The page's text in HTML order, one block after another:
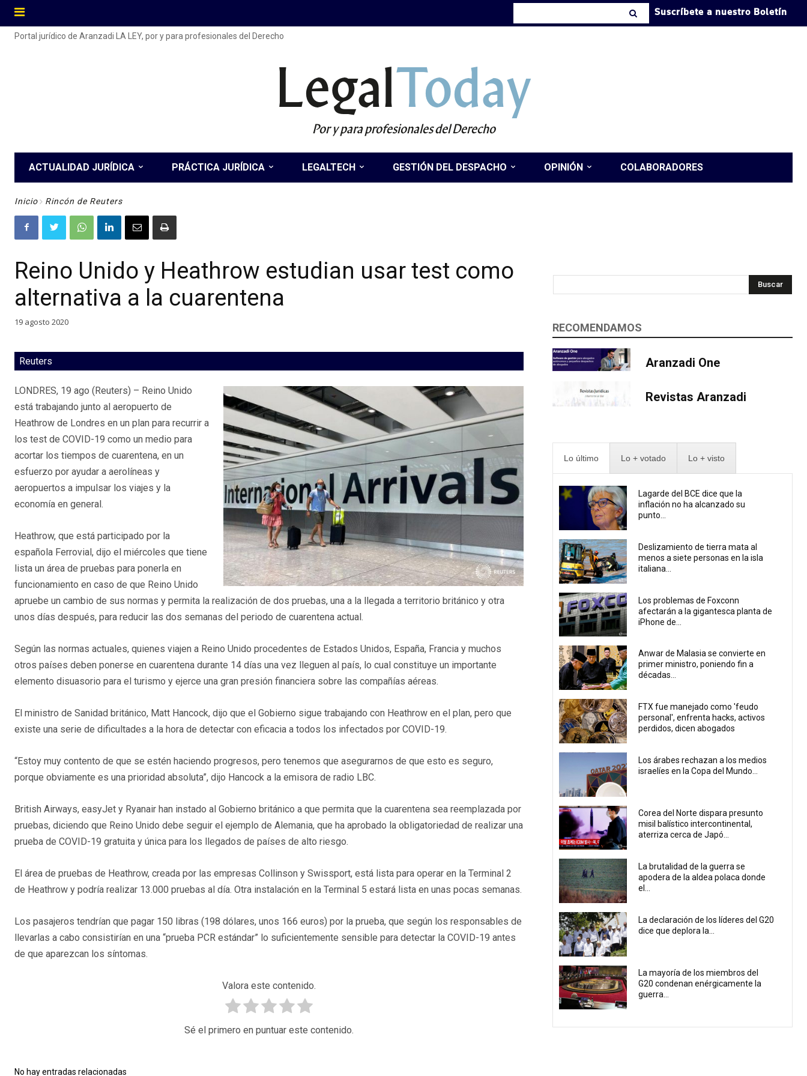
Suscríbete a nuestro Boletín
Portal jurídico de Aranzadi LA LEY, por y para profesionales del Derecho
LegalToday
Por y para profesionales del Derecho
ACTUALIDAD JURÍDICA PRÁCTICA JURÍDICA LEGALTECH GESTIÓN DEL DESPACHO OPINIÓN COLABORADORES
Inicio Rincón de Reuters
Reino Unido y Heathrow estudian usar test como
alternativa a la cuarentena
19 agosto 2020
Reuters
LONDRES, 19 ago (Reuters) – Reino Unido
está trabajando junto al aeropuerto de
Heathrow de Londres en un plan para recurrir a
los test de COVID-19 como un medio para
acortar los tiempos de cuarentena, en un
esfuerzo por ayudar a aerolíneas y
aeropuertos a impulsar los viajes y la
economía en general.
Heathrow, que está participado por la
española Ferrovial, dijo el miércoles que tiene
lista un área de pruebas para ponerla en
funcionamiento en caso de que Reino Unido
apruebe un cambio de sus normas y permita la realización de dos pruebas, una a la llegada a territorio británico y otra
unos días después, para reducir las dos semanas del periodo de cuarentena actual.
Según las normas actuales, quienes viajen a Reino Unido procedentes de Estados Unidos, España, Francia y muchos
otros países deben ponerse en cuarentena durante 14 días una vez lleguen al país, lo cual constituye un importante
elemento disuasorio para el turismo y ejerce una gran presión financiera sobre las compañías aéreas.
El ministro de Sanidad británico, Matt Hancock, dijo que el Gobierno sigue trabajando con Heathrow en el plan, pero que
existe una serie de dificultades a la hora de detectar con eficacia a todos los infectados por COVID-19.
“Estoy muy contento de que se estén haciendo progresos, pero tenemos que asegurarnos de que esto es seguro,
porque obviamente es una prioridad absoluta”, dijo Hancock a la emisora de radio LBC.
British Airways, easyJet y Ryanair han instado al Gobierno británico a que permita que la cuarentena sea reemplazada por
pruebas, diciendo que Reino Unido debe seguir el ejemplo de Alemania, que ha aprobado la obligatoriedad de realizar una
prueba de COVID-19 gratuita y única para los llegados de países de alto riesgo.
El área de pruebas de Heathrow, creada por las empresas Collinson y Swissport, está lista para operar en la Terminal 2
de Heathrow y podría realizar 13.000 pruebas al día. Otra instalación en la Terminal 5 estará lista en unas pocas semanas.
Los pasajeros tendrían que pagar 150 libras (198 dólares, unos 166 euros) por la prueba, que según los responsables de
llevarlas a cabo consistirían en una “prueba PCR estándar” lo suficientemente sensible para detectar la COVID-19 antes
de que aparezcan los síntomas.
Valora este contenido.
Sé el primero en puntuar este contenido.
No hay entradas relacionadas
Buscar
RECOMENDAMOS
Aranzadi One
Revistas Aranzadi
Lo último Lo + votado Lo + visto
Lagarde del BCE dice que la
inflación no ha alcanzado su
punto...
Deslizamiento de tierra mata al
menos a siete personas en la isla
italiana...
Los problemas de Foxconn
afectarán a la gigantesca planta de
iPhone de...
Anwar de Malasia se convierte en
primer ministro, poniendo fin a
décadas...
FTX fue manejado como 'feudo
personal', enfrenta hacks, activos
perdidos, dicen abogados
Los árabes rechazan a los medios
israelíes en la Copa del Mundo...
Corea del Norte dispara presunto
misil balístico intercontinental,
aterriza cerca de Japó...
La brutalidad de la guerra se
apodera de la aldea polaca donde
el...
La declaración de los líderes del G20
dice que deplora la...
La mayoría de los miembros del
G20 condenan enérgicamente la
guerra...